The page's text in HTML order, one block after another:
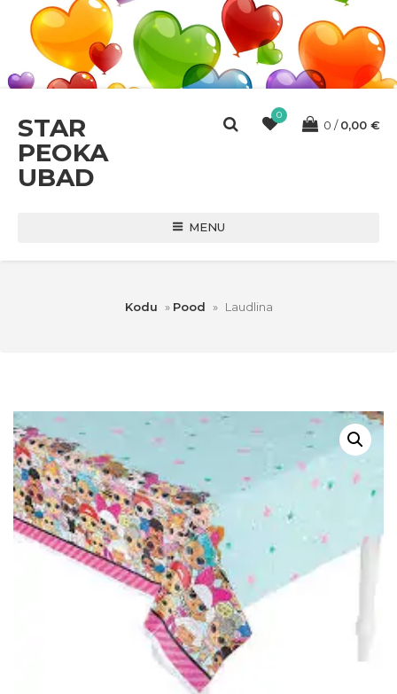
STAR
PEOKA
UBAD
0
0 0,00 €
MENU
Kodu » Pood » Laudlina